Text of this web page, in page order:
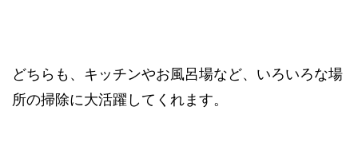
どちらも、キッチンやお風呂場など、いろいろな場
所の掃除に大活躍してくれます。